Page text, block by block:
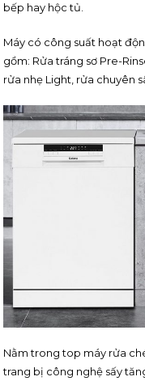
bếp hay hộc tủ.
Máy có công suất hoạt
gồm: Rửa tráng sơ Pre-
rửa nhẹ Light, rửa chuyên
Nằm trong top máy rửa
trang bị công nghệ sấy